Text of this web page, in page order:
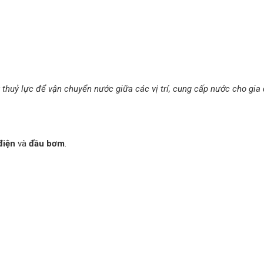
lực để vận chuyển nước giữa các vị trí, cung cấp nước cho gia
và đầu bơm